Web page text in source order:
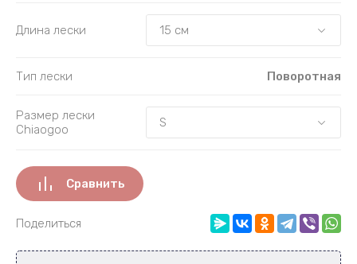
Длина лески
Тип лески Поворотная
Размер лески
Chiaogoo
Сравнить
Поделиться